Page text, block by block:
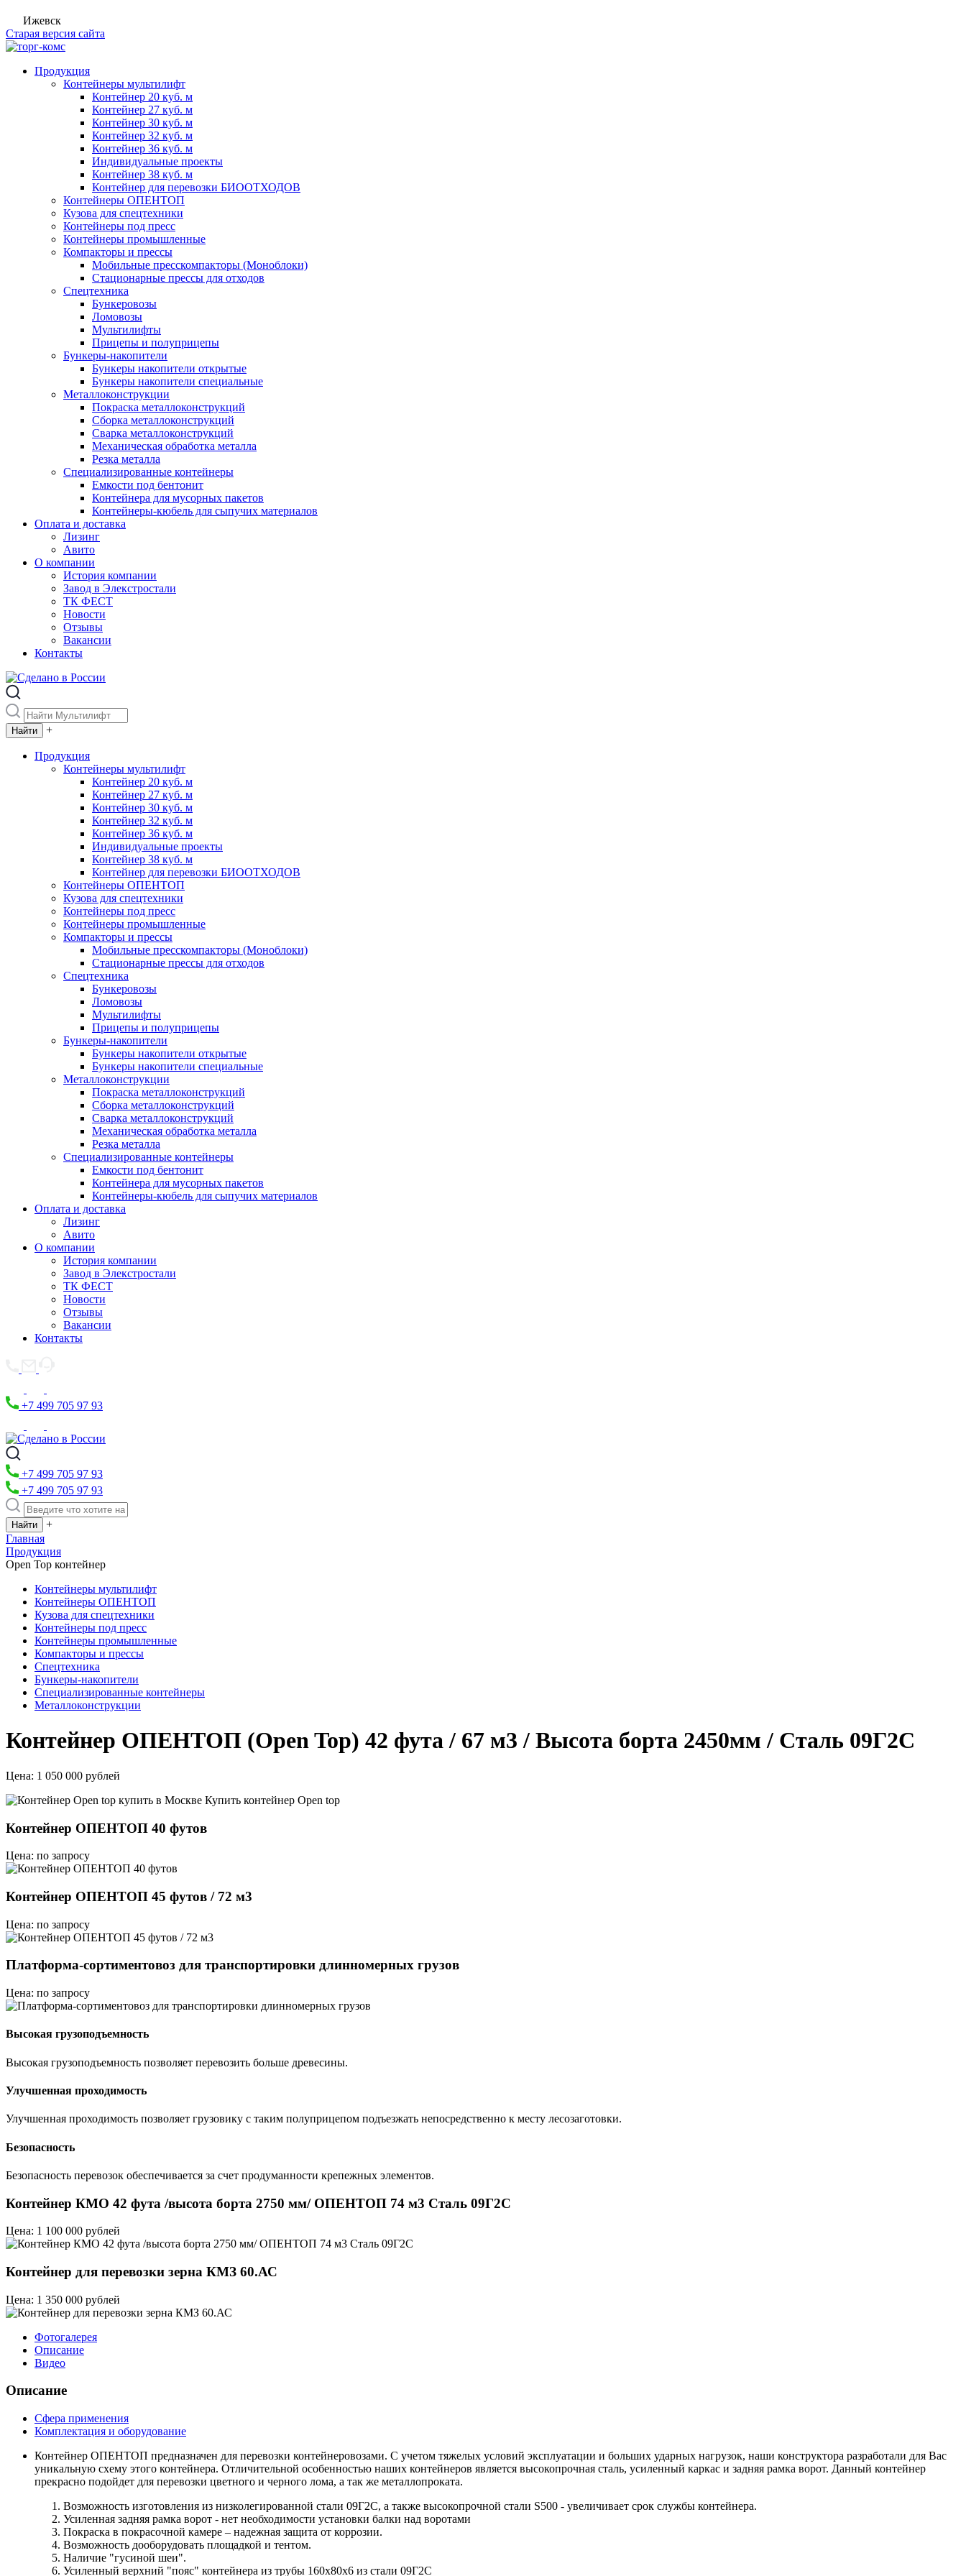
Ижевск
Старая версия сайта
Продукция
Контейнеры мультилифт
Контейнер 20 куб. м
Контейнер 27 куб. м
Контейнер 30 куб. м
Контейнер 32 куб. м
Контейнер 36 куб. м
Индивидуальные проекты
Контейнер 38 куб. м
Контейнер для перевозки БИООТХОДОВ
Контейнеры ОПЕНТОП
Кузова для спецтехники
Контейнеры под пресс
Контейнеры промышленные
Компакторы и прессы
Мобильные пресскомпакторы (Моноблоки)
Стационарные прессы для отходов
Спецтехника
Бункеровозы
Ломовозы
Мультилифты
Прицепы и полуприцепы
Бункеры-накопители
Бункеры накопители открытые
Бункеры накопители специальные
Металлоконструкции
Покраска металлоконструкций
Сборка металлоконструкций
Сварка металлоконструкций
Механическая обработка металла
Резка металла
Специализированные контейнеры
Емкости под бентонит
Контейнера для мусорных пакетов
Контейнеры-кюбель для сыпучих материалов
Оплата и доставка
Лизинг
Авито
О компании
История компании
Завод в Элекстростали
ТК ФЕСТ
Новости
Отзывы
Вакансии
Контакты
+
Продукция
Контейнеры мультилифт
Контейнер 20 куб. м
Контейнер 27 куб. м
Контейнер 30 куб. м
Контейнер 32 куб. м
Контейнер 36 куб. м
Индивидуальные проекты
Контейнер 38 куб. м
Контейнер для перевозки БИООТХОДОВ
Контейнеры ОПЕНТОП
Кузова для спецтехники
Контейнеры под пресс
Контейнеры промышленные
Компакторы и прессы
Мобильные пресскомпакторы (Моноблоки)
Стационарные прессы для отходов
Спецтехника
Бункеровозы
Ломовозы
Мультилифты
Прицепы и полуприцепы
Бункеры-накопители
Бункеры накопители открытые
Бункеры накопители специальные
Металлоконструкции
Покраска металлоконструкций
Сборка металлоконструкций
Сварка металлоконструкций
Механическая обработка металла
Резка металла
Специализированные контейнеры
Емкости под бентонит
Контейнера для мусорных пакетов
Контейнеры-кюбель для сыпучих материалов
Оплата и доставка
Лизинг
Авито
О компании
История компании
Завод в Элекстростали
ТК ФЕСТ
Новости
Отзывы
Вакансии
Контакты
+7 499 705 97 93
+7 499 705 97 93
+7 499 705 97 93
+
Главная
Продукция
Open Top контейнер
Контейнеры мультилифт
Контейнеры ОПЕНТОП
Кузова для спецтехники
Контейнеры под пресс
Контейнеры промышленные
Компакторы и прессы
Спецтехника
Бункеры-накопители
Специализированные контейнеры
Металлоконструкции
Контейнер ОПЕНТОП (Open Top) 42 фута / 67 м3 / Высота борта 2450мм / Сталь 09Г2С
Цена: 1 050 000 рублей
Контейнер ОПЕНТОП 40 футов
Цена: по запросу
Контейнер ОПЕНТОП 45 футов / 72 м3
Цена: по запросу
Платформа-сортиментовоз для транспортировки длинномерных грузов
Цена: по запросу
Высокая грузоподъемность
Высокая грузоподъемность позволяет перевозить больше древесины.
Улучшенная проходимость
Улучшенная проходимость позволяет грузовику с таким полуприцепом подъезжать непосредственно к месту лесозаготовки.
Безопасность
Безопасность перевозок обеспечивается за счет продуманности крепежных элементов.
Контейнер КМО 42 фута /высота борта 2750 мм/ ОПЕНТОП 74 м3 Сталь 09Г2С
Цена: 1 100 000 рублей
Контейнер для перевозки зерна КМЗ 60.АС
Цена: 1 350 000 рублей
Фотогалерея
Описание
Видео
Описание
Сфера применения
Комплектация и оборудование
Контейнер ОПЕНТОП предназначен для перевозки контейнеровозами. С учетом тяжелых условий эксплуатации и больших ударных нагрузок, наши конструктора разработали для Вас
уникальную схему этого контейнера. Отличительной особенностью наших контейнеров является высокопрочная сталь, усиленный каркас и задняя рамка ворот. Данный контейнер
прекрасно подойдет для перевозки цветного и черного лома, а так же металлопроката.
Возможность изготовления из низколегированной стали 09Г2С, а также высокопрочной стали S500 - увеличивает срок службы контейнера.
Усиленная задняя рамка ворот - нет необходимости установки балки над воротами
Покраска в покрасочной камере – надежная защита от коррозии.
Возможность дооборудовать площадкой и тентом.
Наличие "гусиной шеи".
Усиленный верхний "пояс" контейнера из трубы 160х80х6 из стали 09Г2С